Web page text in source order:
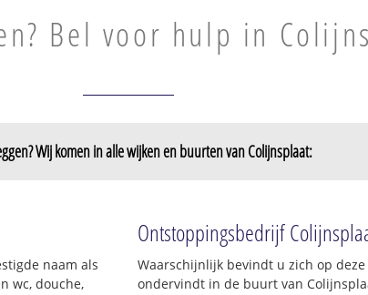
Bel voor hulp in
Wij komen in alle wijken en buurten van Colijnsplaat:
naam als
wc, douche,
Ontstoppingsbedrijf
Waarschijnlijk bevindt u zich op
ondervindt in de buurt van